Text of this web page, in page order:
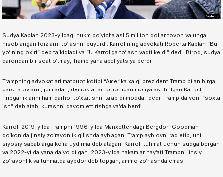
Sudya Kaplan 2023-yildagi hukm bo‘yicha asl 5 million dollar tovon va unga
hisoblangan foizlarni to‘lashni buyurdi. Karrollning advokati Roberta Kaplan “Bu
yo‘lning oxiri” deb ta’kidladi va “U Karrollga to‘lash vaqti keldi” dedi. Biroq, sudya
qaroridan bir soat o‘tmay, Tramp yana apellyatsiya berdi.
Trampning advokatlari matbuot kotibi “Amerika xalqi prezident Tramp bilan birga,
barcha ovlarni, jumladan, demokratlar tomonidan moliyalashtirilgan Karroll
firibgarliklarini ham darhol to‘xtatishni talab qilmoqda” dedi. Tramp da’voni “soxta
ish” deb atab, kurashni davom ettirishga va’da berdi.
Karroll 2019-yilda Trampni 1996-yilda Manxettendagi Bergdorf Goodman
do‘konida jinsiy zo‘ravonlik qilishda ayblagan. Tramp ayblovni rad etib, uni
siyosiy sabablarga ko‘ra uydirma deb atagan. Karroll tuhmat uchun sudga bergan
va 2022-yilda yana da’vo qilgan. 2023-yilda hakamlar hay’ati Trampni jinsiy
zo‘ravonlik va tuhmatda aybdor deb topgan, ammo zo‘rlashda emas.